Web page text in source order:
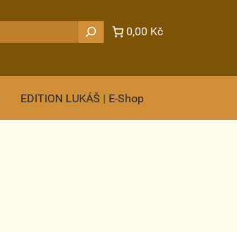
0,00 Kč
EDITION LUKÁŠ | E-Shop